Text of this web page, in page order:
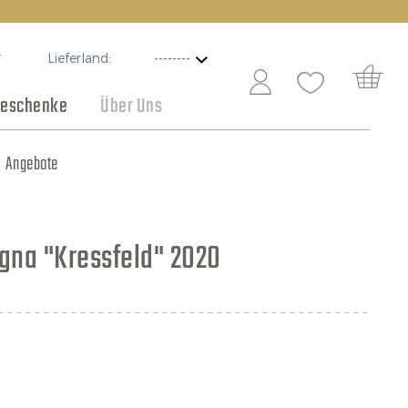
Lieferland:
Über Uns
Angebote
Schokolade
"Kressfeld" 2020